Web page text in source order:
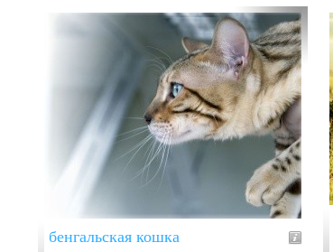
бенгальская кошка